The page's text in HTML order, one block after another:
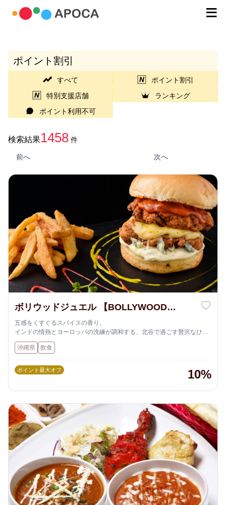
ポイント割引
すべて
ポイント割引
特別支援店舗
ランキング
ポイント利用不可
検索結果1458 件
前へ 次へ
ボリウッドジュエル 【BOLLYWOOD
JEWEL】
五感をくすぐるスパイスの香り。
インドの情熱とヨーロッパの洗練が調和する、北谷で過ごす贅沢なひと
とき。
沖縄県
飲食
ポイント最大オフ 10%